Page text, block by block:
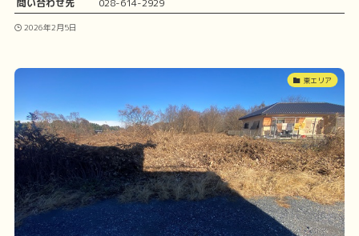
問い合わせ先
028-614-2929
2026年2月5日
東エリア